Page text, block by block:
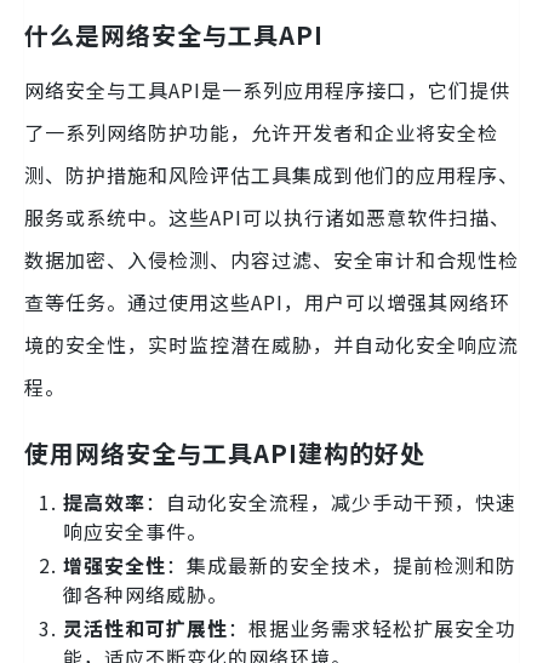
什么是网络安全与工具API
网络安全与工具API是一系列应用程序接口，它们提供
了一系列网络防护功能，允许开发者和企业将安全检
测、防护措施和风险评估工具集成到他们的应用程序、
服务或系统中。这些API可以执行诸如恶意软件扫描、
数据加密、入侵检测、内容过滤、安全审计和合规性检
查等任务。通过使用这些API，用户可以增强其网络环
境的安全性，实时监控潜在威胁，并自动化安全响应流
程。
使用网络安全与工具API建构的好处
提高效率：自动化安全流程，减少手动干预，快速
响应安全事件。
增强安全性：集成最新的安全技术，提前检测和防
御各种网络威胁。
灵活性和可扩展性：根据业务需求轻松扩展安全功
能，适应不断变化的网络环境。